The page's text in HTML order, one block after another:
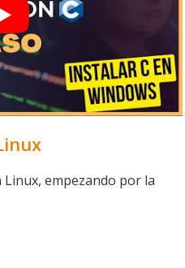
empezando por la